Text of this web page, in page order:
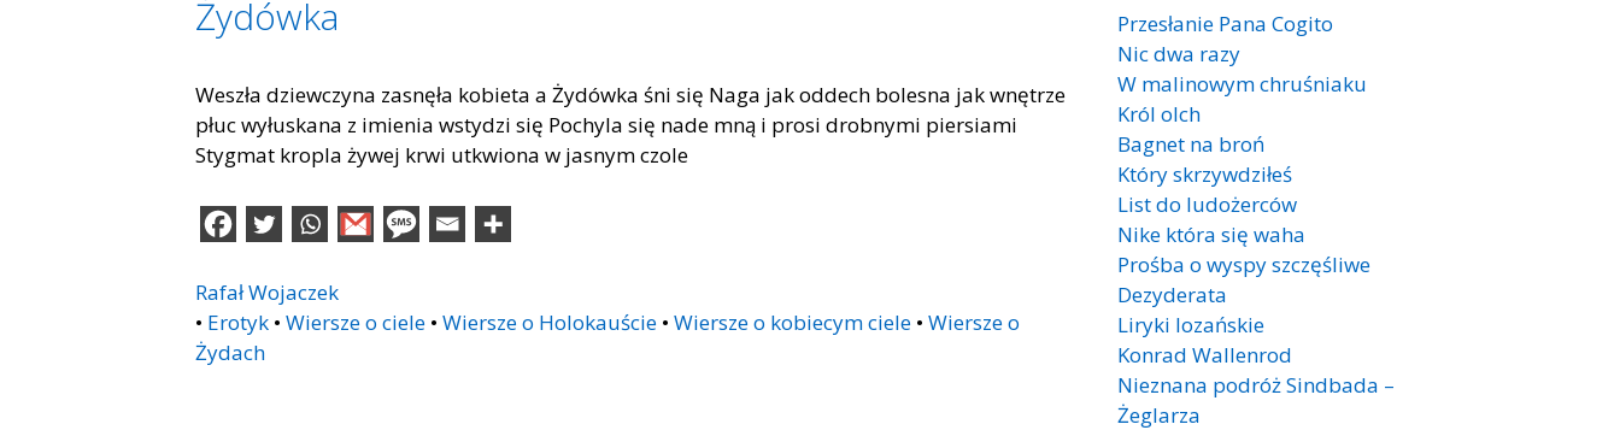
Żydówka
Weszła dziewczyna zasnęła kobieta a Żydówka śni się Naga jak oddech bolesna jak wnętrze
płuc wyłuskana z imienia wstydzi się Pochyla się nade mną i prosi drobnymi piersiami
Stygmat kropla żywej krwi utkwiona w jasnym czole
Rafał Wojaczek
• Erotyk • Wiersze o ciele • Wiersze o Holokauście • Wiersze o kobiecym ciele • Wiersze o
Żydach
Przesłanie Pana Cogito
Nic dwa razy
W malinowym chruśniaku
Król olch
Bagnet na broń
Który skrzywdziłeś
List do ludożerców
Nike która się waha
Prośba o wyspy szczęśliwe
Dezyderata
Liryki lozańskie
Konrad Wallenrod
Nieznana podróż Sindbada –
Żeglarza